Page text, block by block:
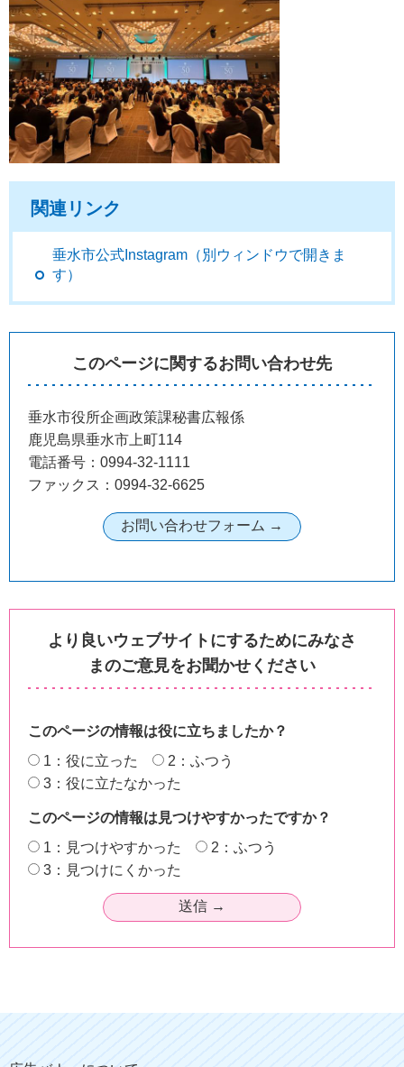
関連リンク
垂水市公式Instagram（別ウィンドウで開きま
す）
このページに関するお問い合わせ先
垂水市役所企画政策課秘書広報係
鹿児島県垂水市上町114
電話番号：0994-32-1111
ファックス：0994-32-6625
より良いウェブサイトにするためにみなさ
まのご意見をお聞かせください
このページの情報は役に立ちましたか？
1：役に立った
2：ふつう
3：役に立たなかった
このページの情報は見つけやすかったですか？
1：見つけやすかった
2：ふつう
3：見つけにくかった